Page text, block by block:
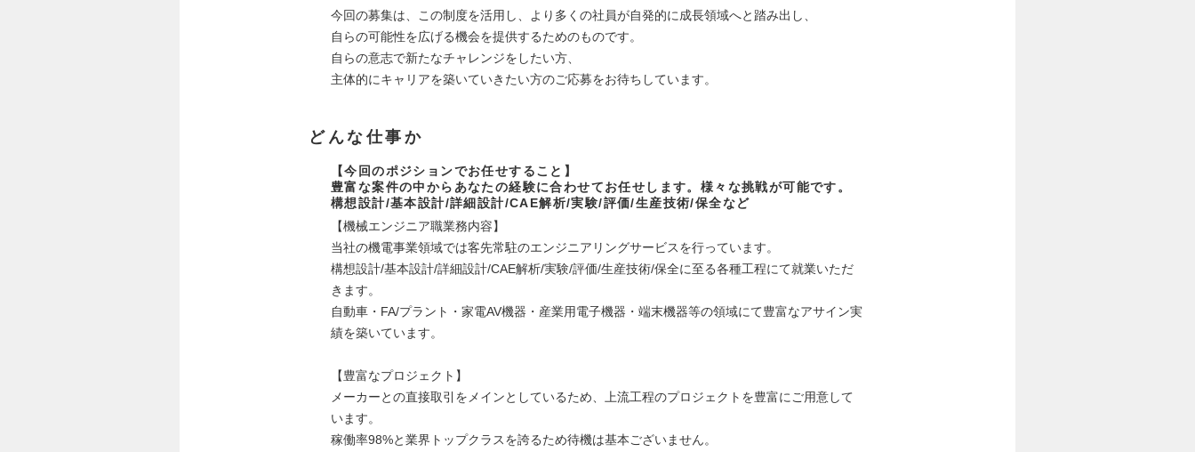
今回の募集は、この制度を活用し、より多くの社員が自発的に成長領域へと踏み出し、
自らの可能性を広げる機会を提供するためのものです。
自らの意志で新たなチャレンジをしたい方、
主体的にキャリアを築いていきたい方のご応募をお待ちしています。
どんな仕事か
【今回のポジションでお任せすること】
豊富な案件の中からあなたの経験に合わせてお任せします。様々な挑戦が可能です。
構想設計/基本設計/詳細設計/CAE解析/実験/評価/生産技術/保全など
【機械エンジニア職業務内容】
当社の機電事業領域では客先常駐のエンジニアリングサービスを行っています。
構想設計/基本設計/詳細設計/CAE解析/実験/評価/生産技術/保全に至る各種工程にて就業いただ
きます。
自動車・FA/プラント・家電AV機器・産業用電子機器・端末機器等の領域にて豊富なアサイン実
績を築いています。
【豊富なプロジェクト】
メーカーとの直接取引をメインとしているため、上流工程のプロジェクトを豊富にご用意して
います。
稼働率98%と業界トップクラスを誇るため待機は基本ございません。